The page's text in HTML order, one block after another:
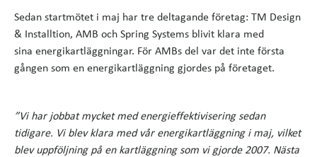
Sedan startmötet i maj har tre deltagande företag: TM Design
& Installtion, AMB och Spring Systems blivit klara med
sina energikartläggningar. För AMBs del var det inte första
gången som en energikartläggning gjordes på företaget.
”Vi har jobbat mycket med energieffektivisering sedan
tidigare. Vi blev klara med vår energikartläggning i maj, vilket
blev uppföljning på en kartläggning som vi gjorde 2007. Nästa